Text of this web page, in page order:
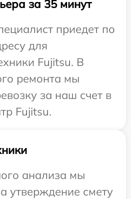
за 35 минут
приедет по
для
Fujitsu. В
ремонта мы
за наш счет в
Fujitsu.
анализа мы
утверждение смету